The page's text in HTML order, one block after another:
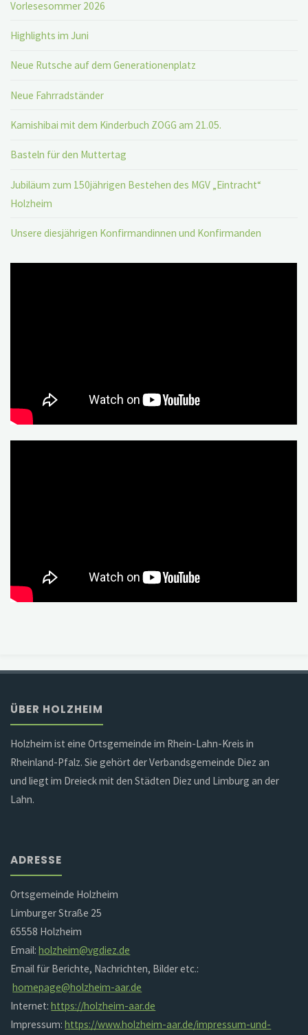
Vorlesesommer 2026
Highlights im Juni
Neue Rutsche auf dem Generationenplatz
Neue Fahrradständer
Kamishibai mit dem Kinderbuch ZOGG am 21.05.
Basteln für den Muttertag
Jubiläum zum 150jährigen Bestehen des MGV „Eintracht“
Holzheim
Unsere diesjährigen Konfirmandinnen und Konfirmanden
ÜBER HOLZHEIM
Holzheim ist eine Ortsgemeinde im Rhein-Lahn-Kreis in
Rheinland-Pfalz. Sie gehört der Verbandsgemeinde Diez an
und liegt im Dreieck mit den Städten Diez und Limburg an der
Lahn.
ADRESSE
Ortsgemeinde Holzheim
Limburger Straße 25
65558 Holzheim
Email:holzheim@vgdiez.de
Email für Berichte, Nachrichten, Bilder etc.:
homepage@holzheim-aar.de
Internet:https://holzheim-aar.de
Impressum:https://www.holzheim-aar.de/impressum-und-